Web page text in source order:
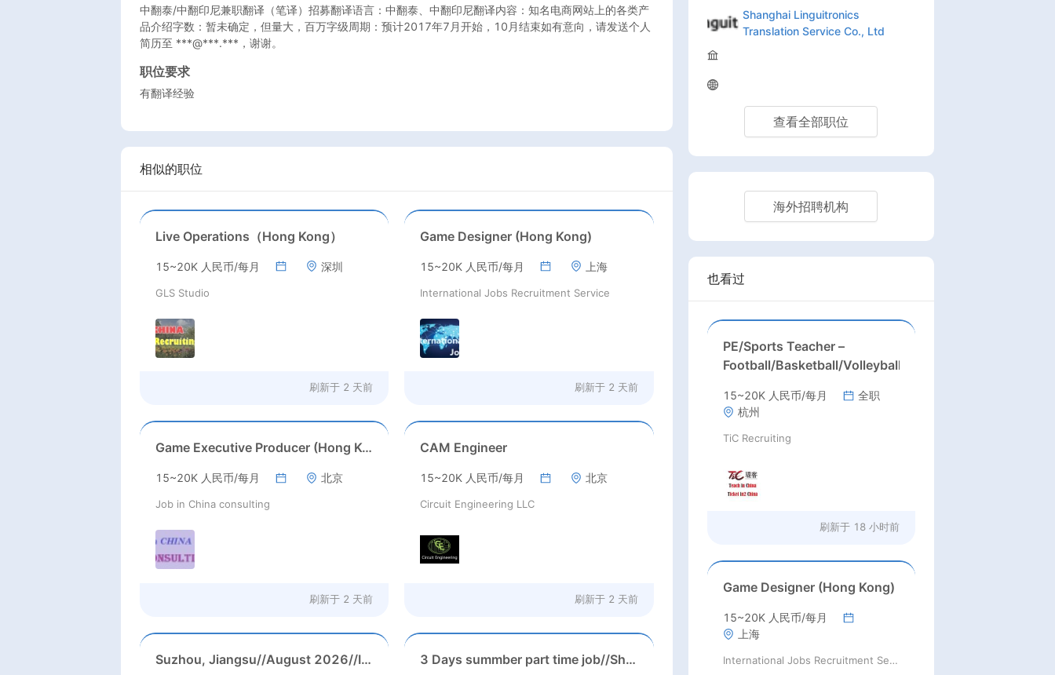
中翻泰/中翻印尼兼职翻译（笔译）招募翻译语言：中翻泰、中翻印尼翻译内容：知名电商网站上的各类产
品介绍字数：暂未确定，但量大，百万字级周期：预计2017年7月开始，10月结束如有意向，请发送个人
简历至 ***@***.***，谢谢。
职位要求
有翻译经验
相似的职位
Live Operations（Hong Kong）
15~20K 人民币/每月 深圳
GLS Studio
刷新于 2 天前
Game Designer (Hong Kong)
15~20K 人民币/每月 上海
International Jobs Recruitment Service
刷新于 2 天前
Game Executive Producer (Hong Kong)
15~20K 人民币/每月 北京
Job in China consulting
刷新于 2 天前
CAM Engineer
15~20K 人民币/每月 北京
Circuit Engineering LLC
刷新于 2 天前
Suzhou, Jiangsu//August 2026//International American Middle/High School English Teacher Needed in Suzhou, Jiangsu 3 Days summber part time job//Shanghai: Part time Kindergarten Teacher Needed in Pudong district, Shanghai（Salary：1k per day）
Shanghai Linguitronics
Translation Service Co., Ltd
查看全部职位
海外招聘机构
也看过
PE/Sports Teacher –
Football/Basketball/Volleyball/Swimming/Rugby
15~20K 人民币/每月
全职
杭州
TiC Recruiting
刷新于 18 小时前
Game Designer (Hong Kong)
15~20K 人民币/每月
上海
International Jobs Recruitment Service